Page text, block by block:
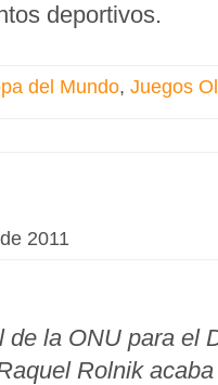
deportivos.
del Mundo, Juegos
2011
de la ONU para el
Rolnik